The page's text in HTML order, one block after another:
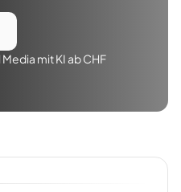
mit KI ab CHF